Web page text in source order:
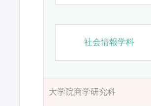
社会情報学科
大学院商学研究科